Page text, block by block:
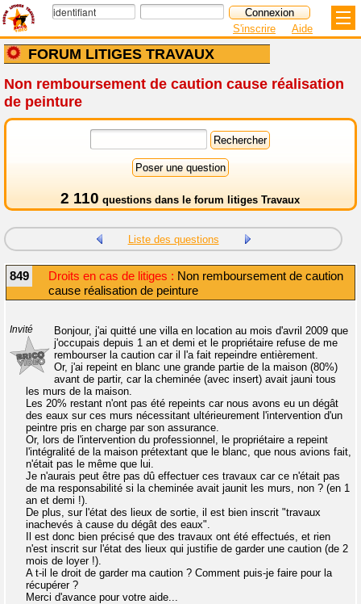
FORUM LITIGES TRAVAUX
S'inscrire Aide
Non remboursement de caution cause réalisation
de peinture
2 110 questions dans le forum litiges Travaux
Liste des questions
849 Droits en cas de litiges : Non remboursement de caution
cause réalisation de peinture
Invité
Bonjour, j'ai quitté une villa en location au mois d'avril 2009 que
j'occupais depuis 1 an et demi et le propriétaire refuse de me
rembourser la caution car il l'a fait repeindre entièrement.
Or, j'ai repeint en blanc une grande partie de la maison (80%)
avant de partir, car la cheminée (avec insert) avait jauni tous
les murs de la maison.
Les 20% restant n'ont pas été repeints car nous avons eu un dégât
des eaux sur ces murs nécessitant ultérieurement l'intervention d'un
peintre pris en charge par son assurance.
Or, lors de l'intervention du professionnel, le propriétaire a repeint
l'intégralité de la maison prétextant que le blanc, que nous avions fait,
n'était pas le même que lui.
Je n'aurais peut être pas dû effectuer ces travaux car ce n'était pas
de ma responsabilité si la cheminée avait jaunit les murs, non ? (en 1
an et demi !).
De plus, sur l'état des lieux de sortie, il est bien inscrit "travaux
inachevés à cause du dégât des eaux".
Il est donc bien précisé que des travaux ont été effectués, et rien
n'est inscrit sur l'état des lieux qui justifie de garder une caution (de 2
mois de loyer !).
A t-il le droit de garder ma caution ? Comment puis-je faire pour la
récupérer ?
Merci d'avance pour votre aide...